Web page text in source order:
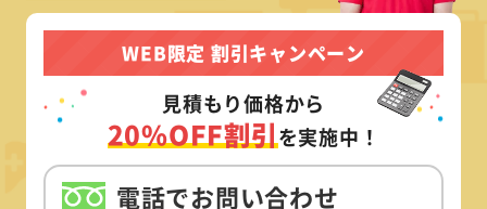
WEB限定 割引キャンペーン
見積もり価格から
20%OFF割引を実施中！
電話でお問い合わせ